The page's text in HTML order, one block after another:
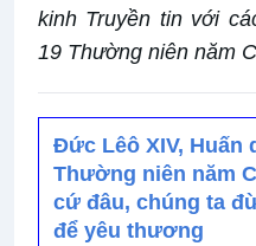
kinh Truyền tin với
19 Thường niên năm
Đức Lêô XIV, Huấn
Thường niên năm
cứ đâu, chúng ta
để yêu thương